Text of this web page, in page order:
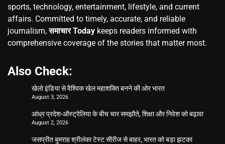
sports, technology, entertainment, lifestyle, and current
affairs. Committed to timely, accurate, and reliable
journalism,समाचार Today keeps readers informed with
comprehensive coverage of the stories that matter most.
Also Check:
खेलो इंडिया से वैश्विक खेल महाशक्ति बनने की ओर भारत
August 3, 2026
आंध्र प्रदेश-ऑस्ट्रेलिया के बीच चार समझौते, शिक्षा और निवेश को बढ़ावा
August 2, 2026
जसप्रीत बुमराह श्रीलंका टेस्ट सीरीज से बाहर, भारत को बड़ा झटका